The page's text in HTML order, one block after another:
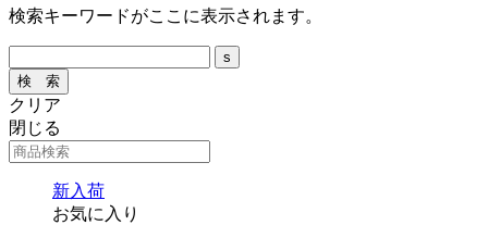
検索キーワードがここに表示されます。
クリア
閉じる
新入荷
お気に入り